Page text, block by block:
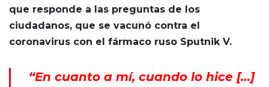
que responde a las preguntas de los
ciudadanos, que se vacunó contra el
coronavirus con el fármaco ruso Sputnik V.
“En cuanto a mí, cuando lo hice […]